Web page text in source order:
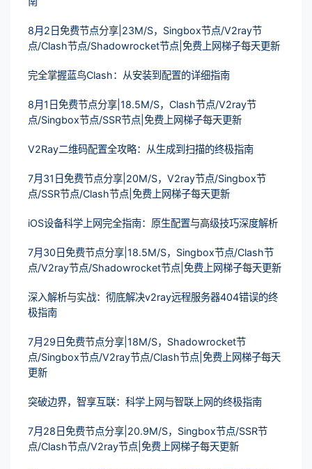
8月2日免费节点分享|23M/S，Singbox节点/V2ray节
点/Clash节点/Shadowrocket节点|免费上网梯子每天更新
完全掌握蓝鸟Clash：从安装到配置的详细指南
8月1日免费节点分享|18.5M/S，Clash节点/V2ray节
点/Singbox节点/SSR节点|免费上网梯子每天更新
V2Ray二维码配置全攻略：从生成到扫描的终极指南
7月31日免费节点分享|20M/S，V2ray节点/Singbox节
点/SSR节点/Clash节点|免费上网梯子每天更新
iOS设备科学上网完全指南：原生配置与高级技巧深度解析
7月30日免费节点分享|18.5M/S，Singbox节点/Clash节
点/V2ray节点/Shadowrocket节点|免费上网梯子每天更新
深入解析与实战：彻底解决v2ray远程服务器404错误的终
极指南
7月29日免费节点分享|18M/S，Shadowrocket节
点/Singbox节点/V2ray节点/Clash节点|免费上网梯子每天
更新
突破边界，智享互联：科学上网与智联上网的终极指南
7月28日免费节点分享|20.9M/S，Singbox节点/SSR节
点/Clash节点/V2ray节点|免费上网梯子每天更新